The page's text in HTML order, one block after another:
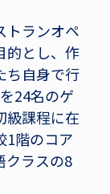
トランオペ
的とし、作
ち自身で行
24名のゲ
級課程に在
1階のコア
クラスの8